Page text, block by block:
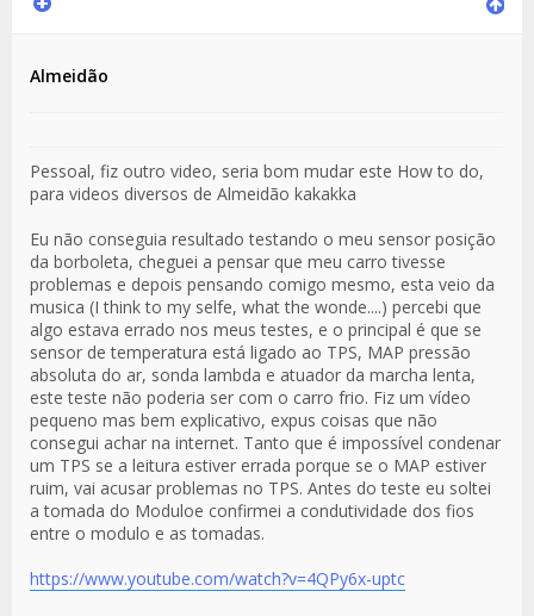
Almeidão
Pessoal, fiz outro video, seria bom mudar este How to do,
para videos diversos de Almeidão kakakka
Eu não conseguia resultado testando o meu sensor posição
da borboleta, cheguei a pensar que meu carro tivesse
problemas e depois pensando comigo mesmo, esta veio da
musica (I think to my selfe, what the wonde....) percebi que
algo estava errado nos meus testes, e o principal é que se
sensor de temperatura está ligado ao TPS, MAP pressão
absoluta do ar, sonda lambda e atuador da marcha lenta,
este teste não poderia ser com o carro frio. Fiz um vídeo
pequeno mas bem explicativo, expus coisas que não
consegui achar na internet. Tanto que é impossível condenar
um TPS se a leitura estiver errada porque se o MAP estiver
ruim, vai acusar problemas no TPS. Antes do teste eu soltei
a tomada do Moduloe confirmei a condutividade dos fios
entre o modulo e as tomadas.
https://www.youtube.com/watch?v=4QPy6x-uptc